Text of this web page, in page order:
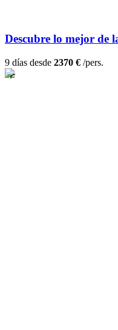
Descubre lo mejor de
9 días desde 2370 € /pers.